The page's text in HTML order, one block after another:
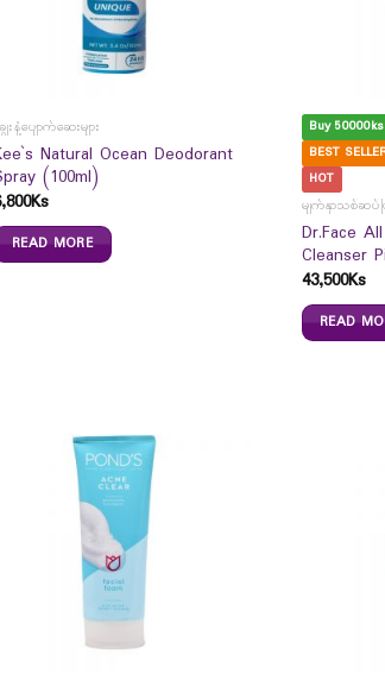
ေးနံ့ပျောက်ဆေးများ
Natural Ocean Deodorant
(100ml)
Ks
READ MORE
Buy
BEST
HOT
Dr.Face
Cleanser
43,500Ks
READ